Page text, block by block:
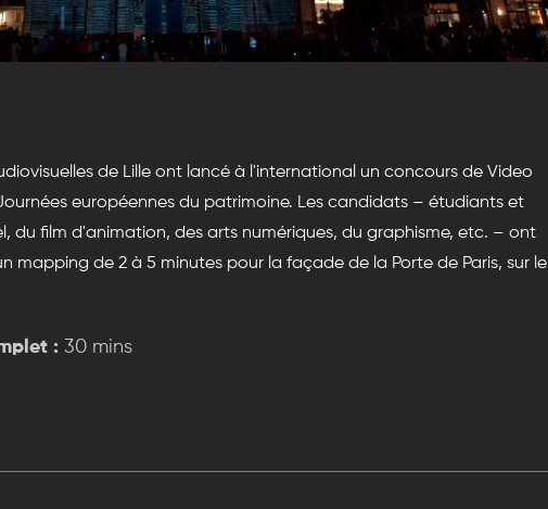
de Lille ont lancé à l'international un concours de Video
européennes du patrimoine. Les candidats – étudiants et
du film d'animation, des arts numériques, du graphisme, etc. – ont
mapping de 2 à 5 minutes pour la façade de la Porte de Paris, sur le
: 30 mins